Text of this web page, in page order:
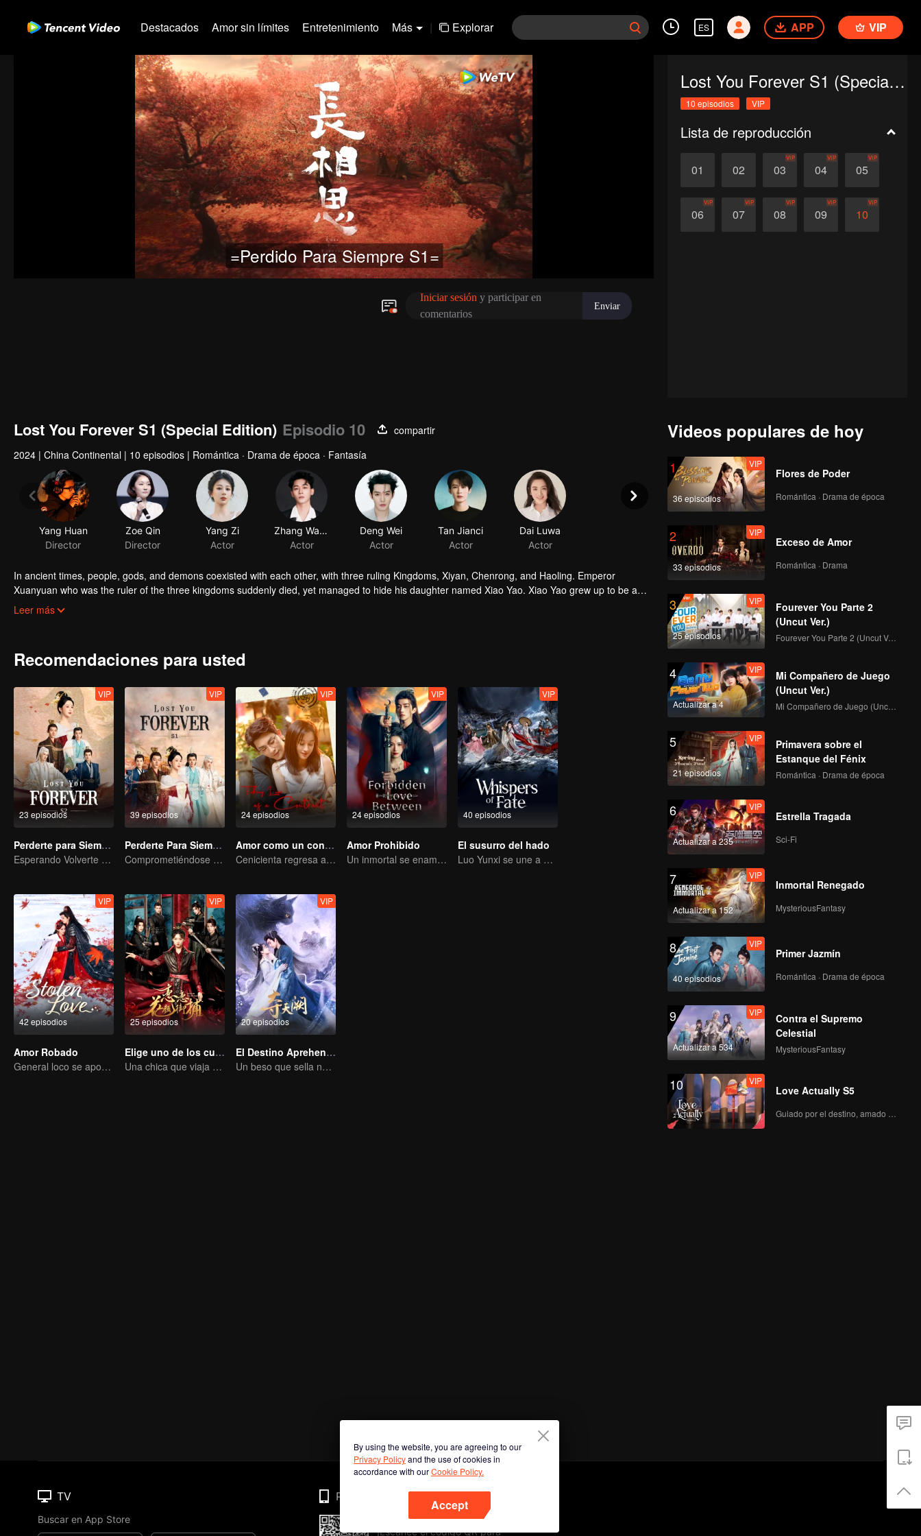
Destacados Amor sin límites Entretenimiento Más | Explorar ES APP VIP
Lost You Forever S1 (Special Edition)
10 episodios VIP
Lista de reproducción
01 02 03
VIP
04
VIP
05
VIP
06
VIP
07
VIP
08
VIP
09
VIP
10
VIP
Lost You Forever S1 (Special Edition) Episodio 10
compartir
2024 | China Continental | 10 episodios | Romántica · Drama de época · Fantasía
Yang Huan
Director
Zoe Qin
Director
Yang Zi
Actor
Zhang Wanyi
Actor
Deng Wei
Actor
Tan Jianci
Actor
In ancient times, people, gods, and demons coexisted with each other, with three ruling Kingdoms, Xiyan, Chenrong, and Haoling. Emperor
Xuanyuan who was the ruler of the three kingdoms suddenly died, yet managed to hide his daughter named Xiao Yao. Xiao Yao grew up to be a
smart and kind woman. When she went acress the deep forest, a tragedy happened to her. She then lost her identity and her real apperance. She
Leer más
Recomendaciones para usted
23 episodios
VIP
Perderte para Siempre S2
Esperando Volverte a Ver
39 episodios
VIP
Perderte Para Siempre S1
Comprometiéndose en nombre de la Montaña y el Océano y enamorándose en Dahuang
24 episodios
VIP
Amor como un contrato
Cenicienta regresa a la alta sociedad y encuentra el amor con el presidente
24 episodios
VIP
Amor Prohibido
Un inmortal se enamora de una bruja
40 episodios
VIP
El susurro del hado
Luo Yunxi se une a un equipo para adentrarse en el mundo de las artes marciales.
42 episodios
VIP
Amor Robado
General loco se apodera de su esposa por amor
25 episodios
VIP
Elige uno de los cuatro
Una chica que viaja en el tiempo conquista a cuatro apuestos hombres
20 episodios
VIP
El Destino Aprehendido
Un beso que sella nuestro destino, un amor que durará mil años
Videos populares de hoy
1
36 episodios
VIP
Flores de Poder
Romántica · Drama de época
2
33 episodios
VIP
Exceso de Amor
Romántica · Drama
3
25 episodios
VIP
Fourever You Parte 2
(Uncut Ver.)
Fourever You Parte 2 (Uncut Ver.)
4
Actualizar a 4
VIP
Mi Compañero de Juego
(Uncut Ver.)
Mi Compañero de Juego (Uncut Ver.)
5
21 episodios
VIP
Primavera sobre el
Estanque del Fénix
Romántica · Drama de época
6
Actualizar a 235
VIP
Estrella Tragada
Sci-Fi
7
Actualizar a 152
VIP
Inmortal Renegado
MysteriousFantasy
8
40 episodios
VIP
Primer Jazmín
Romántica · Drama de época
9
Actualizar a 534
VIP
Contra el Supremo
Celestial
MysteriousFantasy
10 VIP
Love Actually S5
By using the website, you are agreeing to our
Privacy Policyand the use of cookies in
accordance with ourCookie Policy.
Accept
TV
Buscar en App Store
Phone
¡Escanee el código QR para